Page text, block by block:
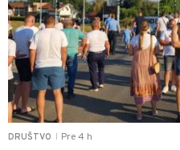
DRUŠTVO Pre 4 h